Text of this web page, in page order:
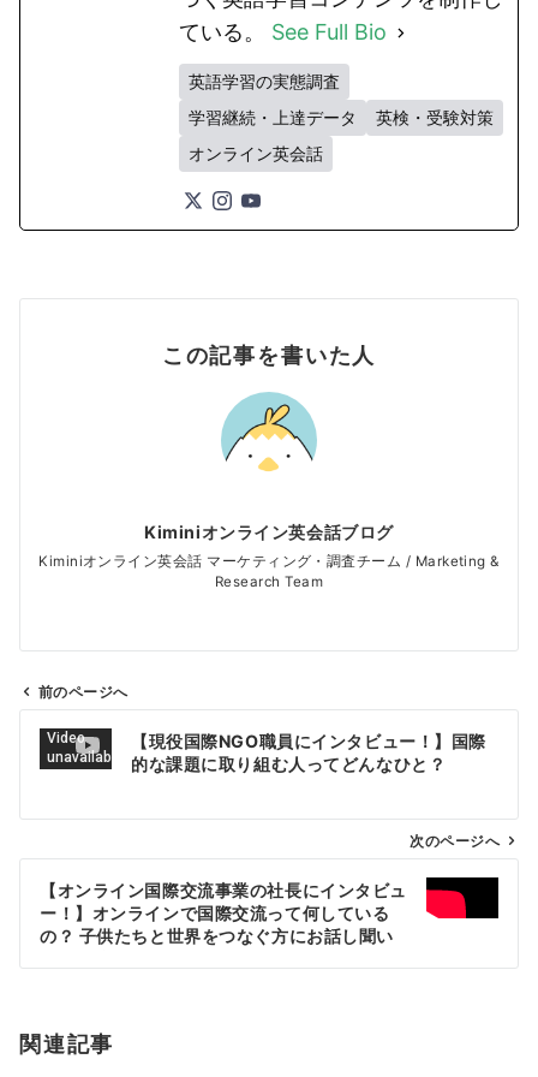
ている。 See Full Bio
英語学習の実態調査
学習継続・上達データ
英検・受験対策
オンライン英会話
この記事を書いた人
Kiminiオンライン英会話ブログ
Kiminiオンライン英会話 マーケティング・調査チーム / Marketing &
Research Team
ビ
ン
前のページへ
【現役国際NGO職員にインタビュー！】国際
的な課題に取り組む人ってどんなひと？
次のページへ
【オンライン国際交流事業の社長にインタビュ
ー！】オンラインで国際交流って何している
の？ 子供たちと世界をつなぐ方にお話し聞い
関連記事